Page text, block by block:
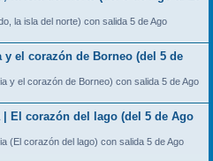
la isla del norte) con salida 5 de Ago
y el corazón de Borneo (del 5 de
y el corazón de Borneo) con salida 5 de Ago
El corazón del lago (del 5 de Ago
(El corazón del lago) con salida 5 de Ago